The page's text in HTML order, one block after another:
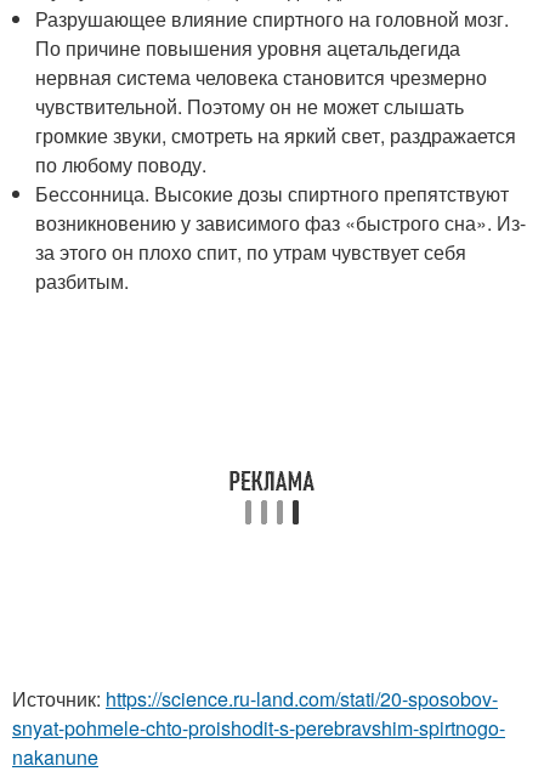
Разрушающее влияние спиртного на головной мозг.
По причине повышения уровня ацетальдегида
нервная система человека становится чрезмерно
чувствительной. Поэтому он не может слышать
громкие звуки, смотреть на яркий свет, раздражается
по любому поводу.
Бессонница. Высокие дозы спиртного препятствуют
возникновению у зависимого фаз «быстрого сна». Из-
за этого он плохо спит, по утрам чувствует себя
разбитым.
Источник: https://science.ru-land.com/stati/20-sposobov-
snyat-pohmele-chto-proishodit-s-perebravshim-spirtnogo-
nakanune